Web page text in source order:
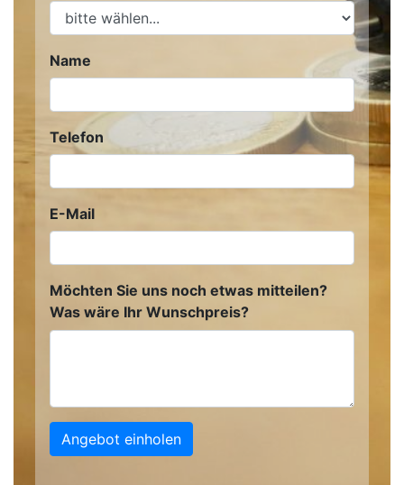
Name
Telefon
E-Mail
Möchten Sie uns noch etwas mitteilen?
Was wäre Ihr Wunschpreis?
Angebot einholen